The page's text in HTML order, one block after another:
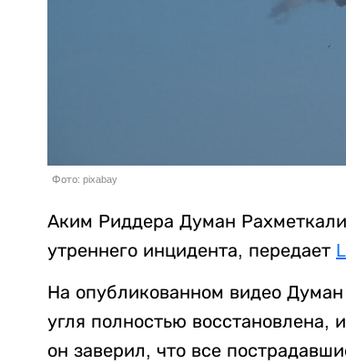
Фото: pixabay
Аким Риддера Думан
утреннего инцидента, передает
На опубликованном видео
угля полностью восстановлена,
он заверил, что все